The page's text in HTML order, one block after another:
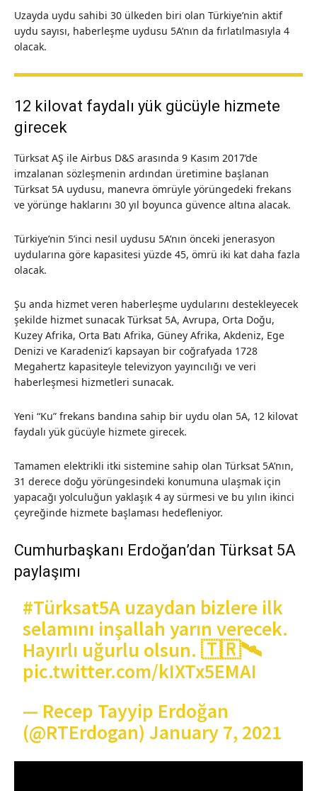
Uzayda uydu sahibi 30 ülkeden biri olan Türkiye’nin aktif
uydu sayısı, haberleşme uydusu 5A’nın da fırlatılmasıyla 4
olacak.
12 kilovat faydalı yük gücüyle hizmete
girecek
Türksat AŞ ile Airbus D&S arasında 9 Kasım 2017’de
imzalanan sözleşmenin ardından üretimine başlanan
Türksat 5A uydusu, manevra ömrüyle yörüngedeki frekans
ve yörünge haklarını 30 yıl boyunca güvence altına alacak.
Türkiye’nin 5’inci nesil uydusu 5A’nın önceki jenerasyon
uydularına göre kapasitesi yüzde 45, ömrü iki kat daha fazla
olacak.
Şu anda hizmet veren haberleşme uydularını destekleyecek
şekilde hizmet sunacak Türksat 5A, Avrupa, Orta Doğu,
Kuzey Afrika, Orta Batı Afrika, Güney Afrika, Akdeniz, Ege
Denizi ve Karadeniz’i kapsayan bir coğrafyada 1728
Megahertz kapasiteyle televizyon yayıncılığı ve veri
haberleşmesi hizmetleri sunacak.
Yeni “Ku” frekans bandına sahip bir uydu olan 5A, 12 kilovat
faydalı yük gücüyle hizmete girecek.
Tamamen elektrikli itki sistemine sahip olan Türksat 5A’nın,
31 derece doğu yörüngesindeki konumuna ulaşmak için
yapacağı yolculuğun yaklaşık 4 ay sürmesi ve bu yılın ikinci
çeyreğinde hizmete başlaması hedefleniyor.
Cumhurbaşkanı Erdoğan’dan Türksat 5A
paylaşımı
#Türksat5A uzaydan bizlere ilk
selamını inşallah yarın verecek.
Hayırlı uğurlu olsun. 🇹🇷🛰️
pic.twitter.com/kIXTx5EMAI
— Recep Tayyip Erdoğan
(@RTErdogan)January 7, 2021